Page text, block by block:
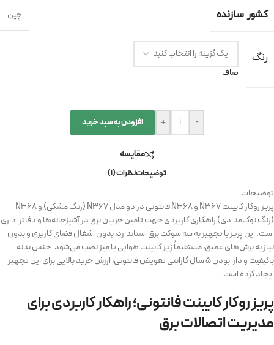
کشور سازنده چین
رنگ
صاف
-
+ افزودن به سبد خرید
مقايسه
توضیحاتنظرات (1)
توضیحات
پریز روکار کابینت N367 و N368 فانتونی در دو مدل N367 (رنگ مشکی) و N368
(رنگ نوک‌مدادی) راهکاری کاربردی جهت تامین جریان برق در آشپزخانه‌ها و دفاتر اداری
است. این پریز با تجهیز به سه سوکت برق استاندارد، بدون اشغال فضای کاربری و بدون
نیاز به برش‌های عمیق، مستقیماً زیر کابینت هوایی یا میز نصب می‌شود. جنس بدنه
باکیفیت و دارا بودن ۵ سال گارانتی تعویض فانتونی، ارزش خرید بالایی برای این تجهیز
ایجاد کرده است.
پریز روکار کابینت فانتونی؛ راهکار کاربردی برای
مدیریت اتصالات برق